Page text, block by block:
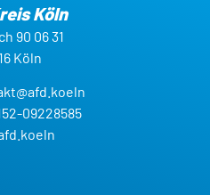
Köln
90 06 31
Köln
09228585